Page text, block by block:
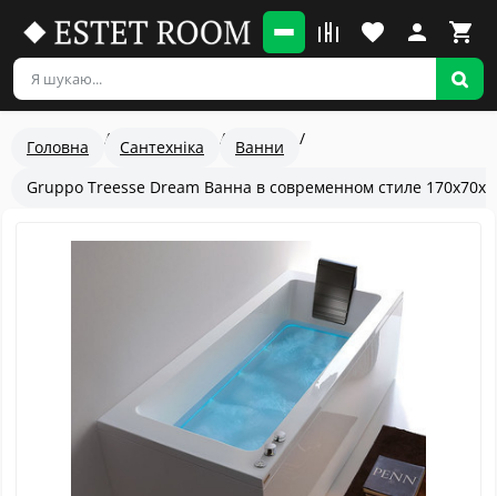
Головна Сантехніка
Ванни
Gruppo Treesse Dream Ванна в современном стиле